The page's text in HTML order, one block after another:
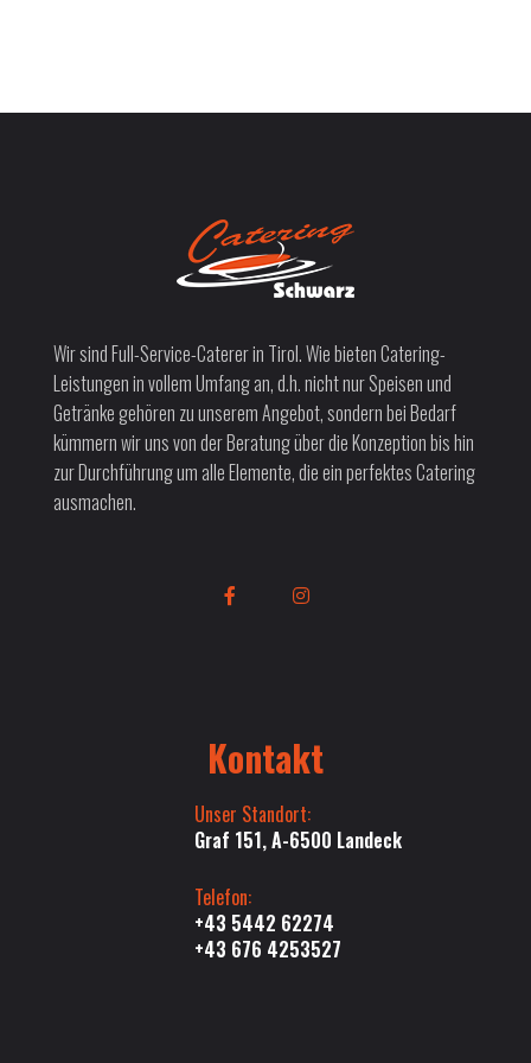
Wir sind Full-Service-Caterer in Tirol. Wie bieten Catering-
Leistungen in vollem Umfang an, d.h. nicht nur Speisen und
Getränke gehören zu unserem Angebot, sondern bei Bedarf
kümmern wir uns von der Beratung über die Konzeption bis hin
zur Durchführung um alle Elemente, die ein perfektes Catering
ausmachen.
Kontakt
Unser Standort:
Graf 151, A-6500 Landeck
Telefon:
+43 5442 62274
+43 676 4253527